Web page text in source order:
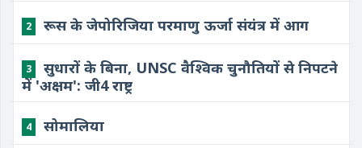
2 रूस के जेपोरिजिया परमाणु ऊर्जा संयंत्र में आग
3
सुधारों के बिना, UNSC वैश्विक चुनौतियों से निपटने
में 'अक्षम': जी4 राष्ट्र
4 ​सोमालिया